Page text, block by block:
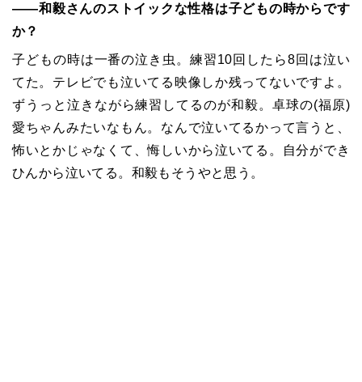
――和毅さんのストイックな性格は子どもの時からです
か？
子どもの時は一番の泣き虫。練習10回したら8回は泣い
てた。テレビでも泣いてる映像しか残ってないですよ。
ずうっと泣きながら練習してるのが和毅。卓球の(福原)
愛ちゃんみたいなもん。なんで泣いてるかって言うと、
怖いとかじゃなくて、悔しいから泣いてる。自分ができ
ひんから泣いてる。和毅もそうやと思う。